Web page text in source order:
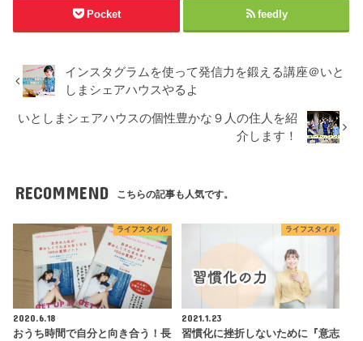
Pocket feedly
インスタグラムを使って発信力を鍛える講座＠いと
しまシェアハウスやるよ
いとしまシェアハウスの個性豊かな９人の住人を紹
介します！
RECOMMEND こちらの記事も人気です。
ライフスタイル
2020.6.18
おうち時間で自分と向き合う！長
ライフスタイル
2021.1.23
習慣化に挫折しないために『意志